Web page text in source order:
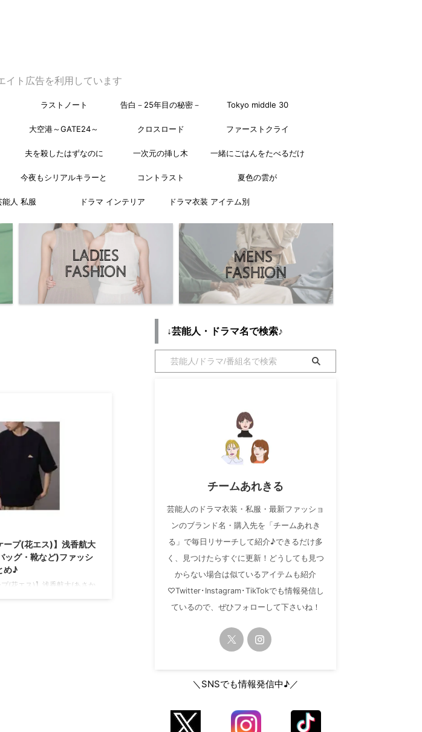
イト広告を利用しています
ラストノート 告白－25年目の秘密－ Tokyo middle 30
大空港～GATE24～ クロスロード ファーストクライ
夫を殺したはずなのに 一次元の挿し木 一緒にごはんをたべるだけ
今夜もシリアルキラーと コントラスト 夏色の雲が
能人 私服 ドラマ インテリア ドラマ衣装 アイテム別
ープ(花エス)】浅香航大
ッグ・靴など)ファッシ
め♪
プ(花エス)】浅香航大(あさか
↓芸能人・ドラマ名で検索♪
チームあれきる
芸能人のドラマ衣装・私服・最新ファッショ
ンのブランド名・購入先を「チームあれき
る」で毎日リサーチして紹介♪できるだけ多
く、見つけたらすぐに更新！どうしても見つ
からない場合は似ているアイテムも紹介
♡Twitter･Instagram･TikTokでも情報発信し
ているので、ぜひフォローして下さいね！
＼SNSでも情報発信中♪／